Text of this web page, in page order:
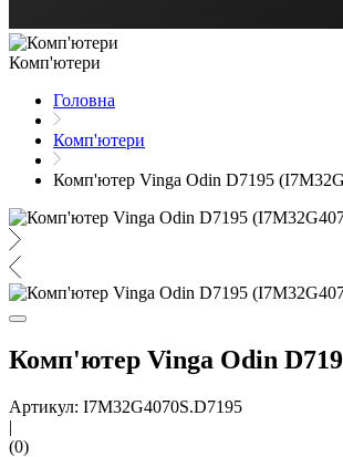
Комп'ютери
Головна
Комп'ютери
Комп'ютер Vinga Odin D7195
Комп'ютер Vinga Odin
Артикул: I7M32G4070S.D7195
|
(0)